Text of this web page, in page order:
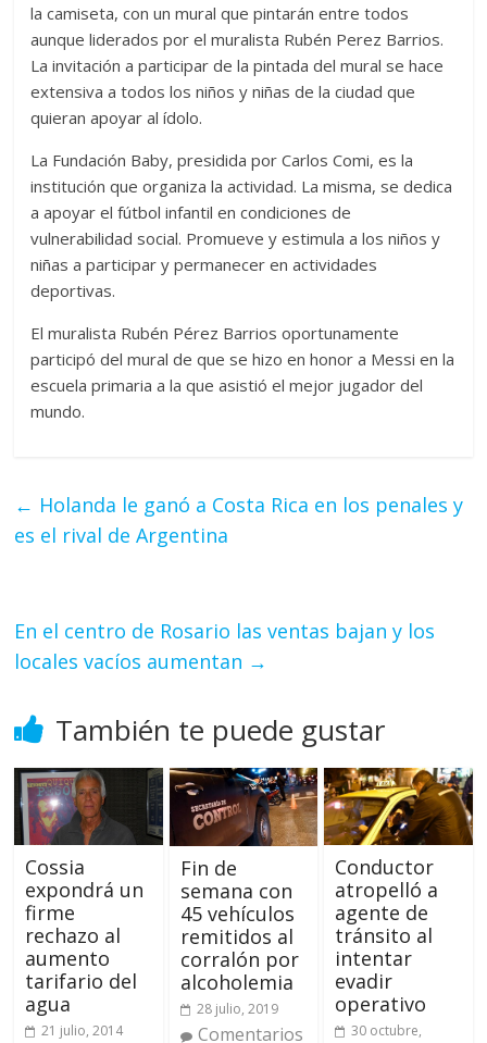
la camiseta, con un mural que pintarán entre todos
aunque liderados por el muralista Rubén Perez Barrios.
La invitación a participar de la pintada del mural se hace
extensiva a todos los niños y niñas de la ciudad que
quieran apoyar al ídolo.
La Fundación Baby, presidida por Carlos Comi, es la
institución que organiza la actividad. La misma, se dedica
a apoyar el fútbol infantil en condiciones de
vulnerabilidad social. Promueve y estimula a los niños y
niñas a participar y permanecer en actividades
deportivas.
El muralista Rubén Pérez Barrios oportunamente
participó del mural de que se hizo en honor a Messi en la
escuela primaria a la que asistió el mejor jugador del
mundo.
← Holanda le ganó a Costa Rica en los penales y
es el rival de Argentina
En el centro de Rosario las ventas bajan y los
locales vacíos aumentan →
También te puede gustar
Cossia
expondrá un
firme
rechazo al
aumento
tarifario del
agua
21 julio, 2014
Fin de
semana con
45 vehículos
remitidos al
corralón por
alcoholemia
28 julio, 2019
Comentarios
Conductor
atropelló a
agente de
tránsito al
intentar
evadir
operativo
30 octubre,